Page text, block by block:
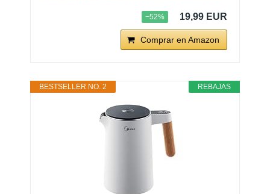
−52% 19,99 EUR
Comprar en Amazon
REBAJAS
BESTSELLER NO. 2